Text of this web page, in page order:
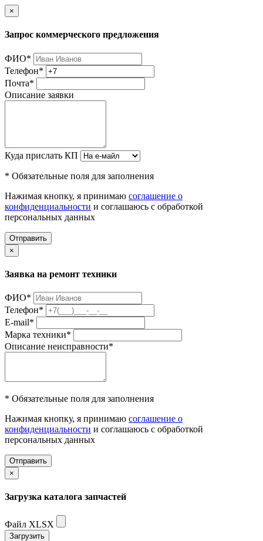
×
Запрос коммерческого предложения
ФИО*
Телефон*
Почта*
Описание заявки
Куда прислать КП
* Обязательные поля для заполнения
Нажимая кнопку, я принимаю соглашение о
конфиденциальности и соглашаюсь с обработкой
персональных данных
Отправить
×
Заявка на ремонт техники
ФИО*
Телефон*
E-mail*
Марка техники*
Описание неисправности*
* Обязательные поля для заполнения
Нажимая кнопку, я принимаю соглашение о
конфиденциальности и соглашаюсь с обработкой
персональных данных
Отправить
×
Загрузка каталога запчастей
Файл XLSX
Загрузить